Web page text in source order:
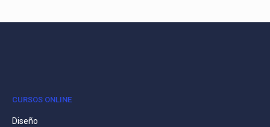
CURSOS ONLINE
Diseño